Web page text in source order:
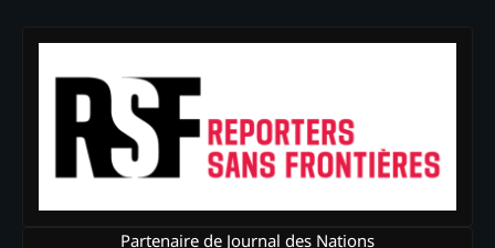
Partenaire de Journal des Nations